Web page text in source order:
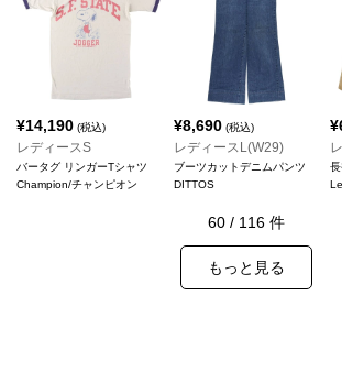
¥14,190 (税込)
レディースS
バータグ リンガーTシャツ
Champion/チャンピオン
¥8,690(税込)
レディースL(W29)
ブーツカットデニムパンツ
DITTOS
¥
60 / 116 件
もっと見る